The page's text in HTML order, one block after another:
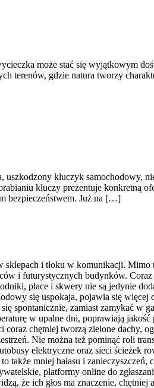
może stać się wyjątkowym
terenów, gdzie natura tworzy
kluczyk samochodowy,
kluczy prezentuje konkretną
bezpieczeństwem. Już na […]
sklepach i tłoku w komunikacji. Mimo
i futurystycznych budynków. Coraz
place i skwery nie są jedynie
się uspokaja, pojawia się więcej
spontanicznie, zamiast zamykać w
w upalne dni, poprawiają jakość
chętniej tworzą zielone dachy,
Nie można też pominąć roli
elektryczne oraz sieci ścieżek
także mniej hałasu i zanieczyszczeń,
platformy online do
że ich głos ma znaczenie, chętniej